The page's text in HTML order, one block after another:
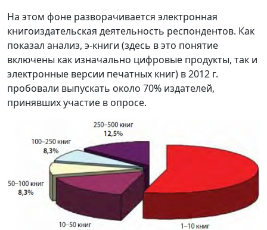
На этом фоне разворачивается электронная
книгоиздательская деятельность респондентов. Как
показал анализ, э-книги (здесь в это понятие
включены как изначально цифровые продукты, так и
электронные версии печатных книг) в 2012 г.
пробовали выпускать около 70% издателей,
принявших участие в опросе.